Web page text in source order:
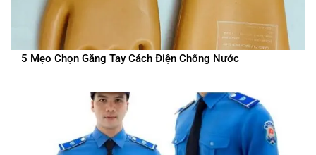
5 Mẹo Chọn Găng Tay Cách Điện Chống Nước